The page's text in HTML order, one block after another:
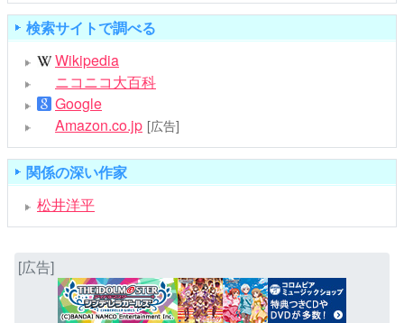
検索サイトで調べる
Wikipedia
ニコニコ大百科
Google
Amazon.co.jp [広告]
関係の深い作家
松井洋平
[広告]